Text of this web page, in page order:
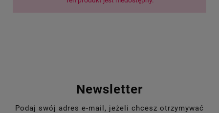
Newsletter
Podaj swój adres e-mail, jeżeli chcesz otrzymywać